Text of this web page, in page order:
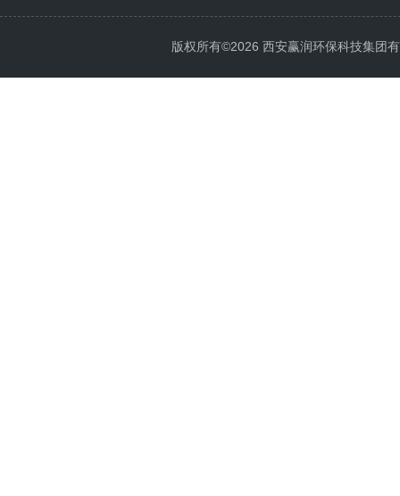
版权所有©2026 西安赢润环保科技集团